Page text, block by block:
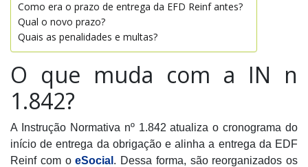
Como era o prazo de entrega da EFD Reinf antes?
Qual o novo prazo?
Quais as penalidades e multas?
O que muda com a IN n
1.842?
A Instrução Normativa nº 1.842 atualiza o cronograma do
início de entrega da obrigação e alinha a entrega da EDF
Reinf com oeSocial . Dessa forma, são reorganizados os